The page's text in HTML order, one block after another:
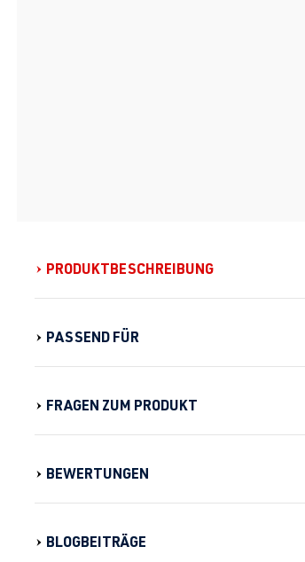
PRODUKTBESCHREIBUNG
PASSEND FÜR
FRAGEN ZUM PRODUKT
BEWERTUNGEN
BLOGBEITRÄGE